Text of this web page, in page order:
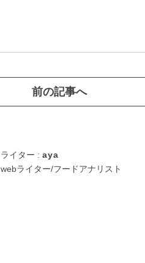
前の記事へ
ライター : aya
webライター/フードアナリスト